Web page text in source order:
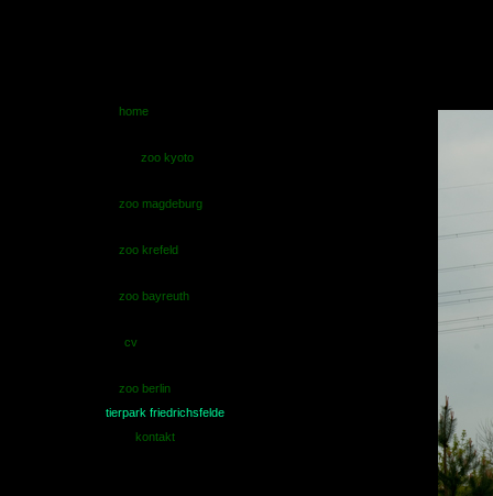
home
zoo kyoto
zoo magdeburg
zoo krefeld
zoo bayreuth
cv
zoo berlin
tierpark friedrichsfelde
kontakt